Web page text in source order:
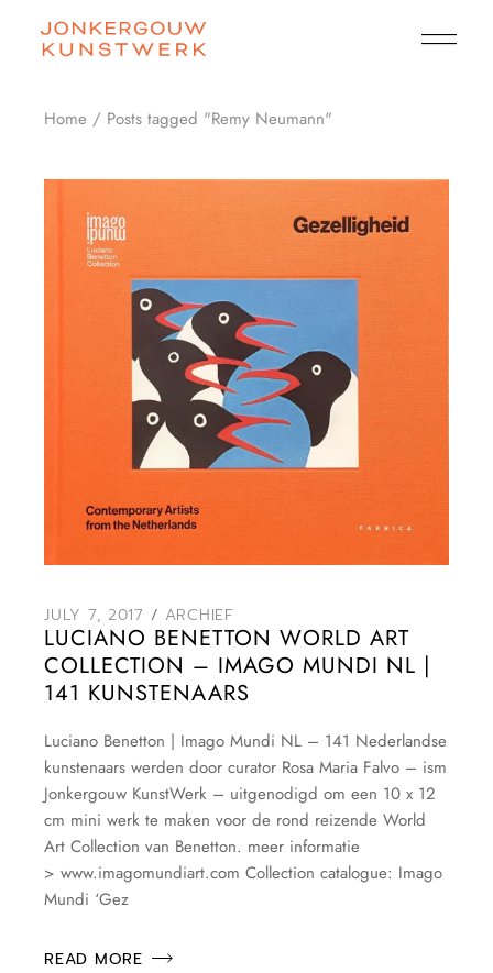
content
Home Posts tagged "Remy Neumann"
JULY 7, 2017 ARCHIEF
LUCIANO BENETTON WORLD ART
COLLECTION – IMAGO MUNDI NL |
141 KUNSTENAARS
Luciano Benetton | Imago Mundi NL – 141 Nederlandse
kunstenaars werden door curator Rosa Maria Falvo – ism
Jonkergouw KunstWerk – uitgenodigd om een 10 x 12
cm mini werk te maken voor de rond reizende World
Art Collection van Benetton. meer informatie
> www.imagomundiart.com Collection catalogue: Imago
Mundi ‘Gez
READ MORE